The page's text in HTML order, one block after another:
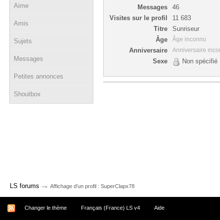
Aime
Amis
Sujets
Messages
Petites annonces
Shoutbox
Messages
46
Visites sur le profil
11 683
Titre
Sunriseur
Âge
Âge inconnu
Anniversaire Anniversaire
Sexe Non spécifié
LS forums → Affichage d'un profil : SuperClapx78
Changer le thème Français (France) LS v4 Aide